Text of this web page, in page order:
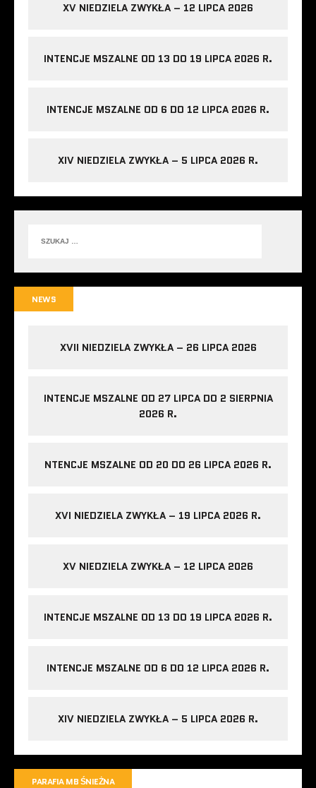
XV NIEDZIELA ZWYKŁA – 12 LIPCA 2026
INTENCJE MSZALNE OD 13 DO 19 LIPCA 2026 R.
INTENCJE MSZALNE OD 6 DO 12 LIPCA 2026 R.
XIV NIEDZIELA ZWYKŁA – 5 LIPCA 2026 R.
NEWS
XVII NIEDZIELA ZWYKŁA – 26 LIPCA 2026
INTENCJE MSZALNE OD 27 LIPCA DO 2 SIERPNIA
2026 R.
NTENCJE MSZALNE OD 20 DO 26 LIPCA 2026 R.
XVI NIEDZIELA ZWYKŁA – 19 LIPCA 2026 R.
XV NIEDZIELA ZWYKŁA – 12 LIPCA 2026
INTENCJE MSZALNE OD 13 DO 19 LIPCA 2026 R.
INTENCJE MSZALNE OD 6 DO 12 LIPCA 2026 R.
XIV NIEDZIELA ZWYKŁA – 5 LIPCA 2026 R.
PARAFIA MB ŚNIEŻNA